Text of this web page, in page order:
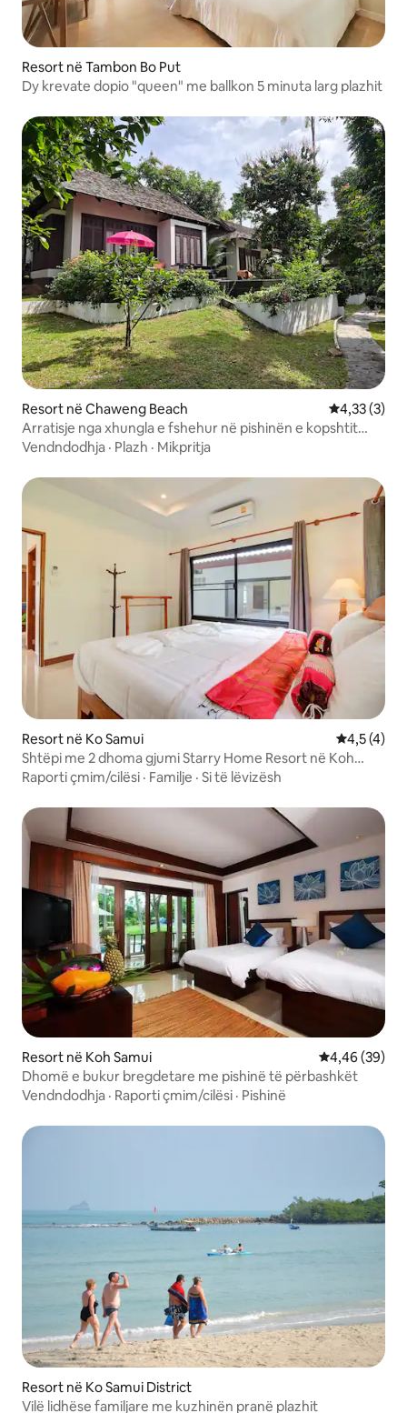
Resort në Tambon Bo Put
Dy krevate dopio "queen" me ballkon 5 minuta larg plazhit
Resort në Chaweng Beach Vlerësimi
4,33 (3)
Arratisje nga xhungla e fshehur në pishinën e kopshtit
tropikal
Vendndodhja · Plazh · Mikpritja
Resort në Ko Samui Vlerësimi
4,5 (4)
Shtëpi me 2 dhoma gjumi Starry Home Resort në Koh
Samui
Raporti çmim/cilësi · Familje · Si të lëvizësh
Resort në Koh Samui Vlerësimi
4,46 (39)
Dhomë e bukur bregdetare me pishinë të përbashkët
Vendndodhja · Raporti çmim/cilësi · Pishinë
Resort në Ko Samui District
Vilë lidhëse familjare me kuzhinën pranë plazhit